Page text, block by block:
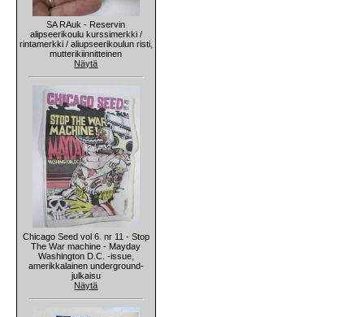
SA RAuk - Reservin
alipseerikoulu kurssimerkki /
rintamerkki / aliupseerikoulun risti,
mutterikiinnitteinen
Näytä
Chicago Seed vol 6. nr 11 - Stop
The War machine - Mayday
Washington D.C. -issue,
amerikkalainen underground-
julkaisu
Näytä